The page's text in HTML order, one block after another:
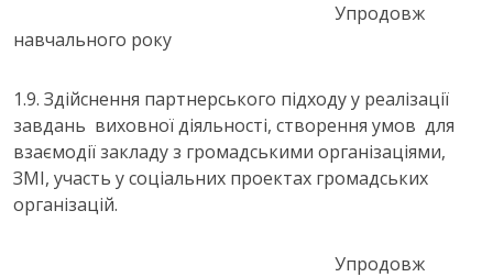
Упродовж
навчального року
1.9. Здійснення партнерського підходу у реалізації
завдань виховної діяльності, створення умов для
взаємодії закладу з громадськими організаціями,
ЗМІ, участь у соціальних проектах громадських
організацій.
Упродовж